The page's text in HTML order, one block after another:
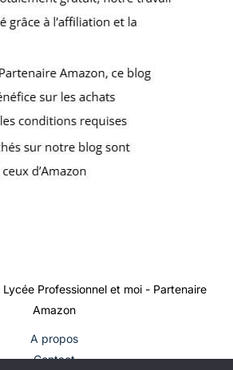
Professionnel et moi - Partenaire
Amazon
A propos
Contact